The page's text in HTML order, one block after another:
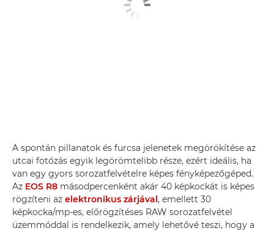
A spontán pillanatok és furcsa jelenetek megörökítése az
utcai fotózás egyik legörömtelibb része, ezért ideális, ha
van egy gyors sorozatfelvételre képes fényképezőgéped.
Az EOS R8 másodpercenként akár 40 képkockát is képes
rögzíteni az elektronikus zárjával, emellett 30
képkocka/mp-es, előrögzítéses RAW sorozatfelvétel
üzemmóddal is rendelkezik, amely lehetővé teszi, hogy a